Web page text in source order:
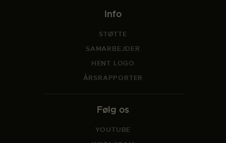
Info
STØTTE
SAMARBEJDER
HENT LOGO
ÅRSRAPPORTER
Følg os
YOUTUBE